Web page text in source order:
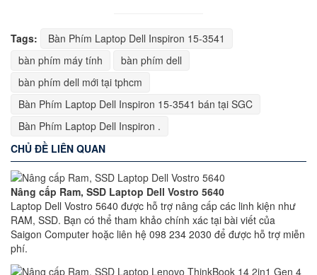
Tags:
Bàn Phím Laptop Dell Inspiron 15-3541
bàn phím máy tính
bàn phím dell
bàn phím dell mới tại tphcm
Bàn Phím Laptop Dell Inspiron 15-3541 bán tại SGC
Bàn Phím Laptop Dell Inspiron .
CHỦ ĐỀ LIÊN QUAN
Nâng cấp Ram, SSD Laptop Dell Vostro 5640
Laptop Dell Vostro 5640 được hỗ trợ nâng cấp các linh kiện như
RAM, SSD. Bạn có thể tham khảo chính xác tại bài viết của
Saigon Computer hoặc liên hệ 098 234 2030 để được hỗ trợ miễn
phí.